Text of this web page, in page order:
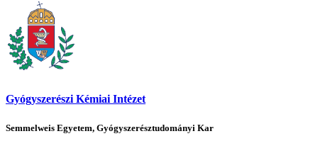
Gyógyszerészi Kémiai Intézet
Semmelweis Egyetem, Gyógyszerésztudományi Kar